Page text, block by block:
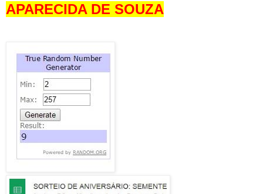
APARECIDA DE SOUZA